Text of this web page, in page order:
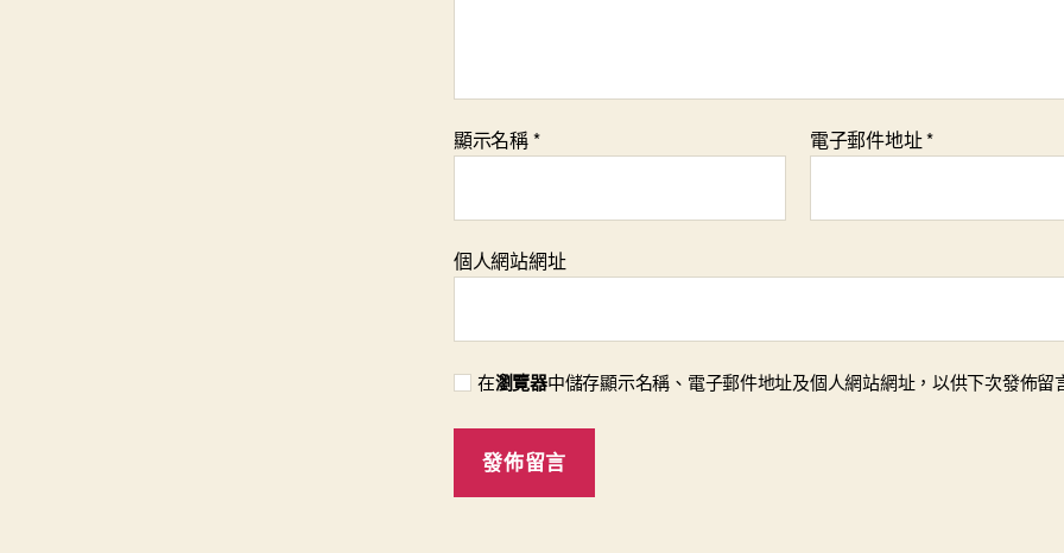
顯示名稱* 電子郵件地址*
個人網站網址
在瀏覽器中儲存顯示名稱、電子郵件地址及個人網站網址，以供下次發佈留